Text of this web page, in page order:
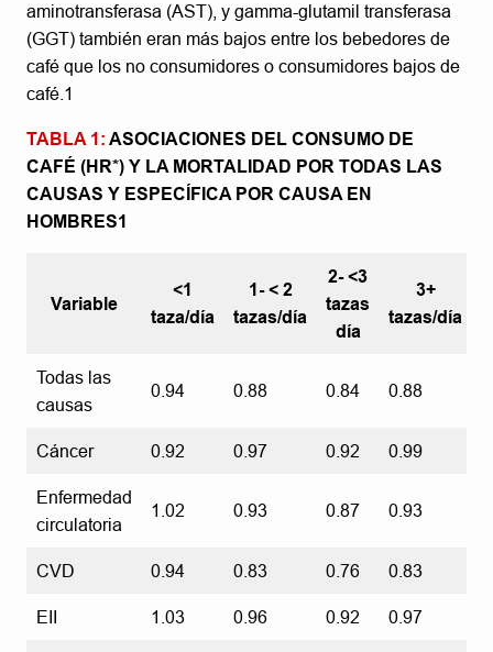
aminotransferasa (AST), y gamma-glutamil transferasa
(GGT) también eran más bajos entre los bebedores de
café que los no consumidores o consumidores bajos de
café.1
TABLA 1: ASOCIACIONES DEL CONSUMO DE
CAFÉ (HR*) Y LA MORTALIDAD POR TODAS LAS
CAUSAS Y ESPECÍFICA POR CAUSA EN
HOMBRES1
Variable
<1
taza/día
1- < 2
tazas/día
2- <3
tazas
día
3+
tazas/día
Todas las
causas
0.94 0.88 0.84 0.88
Cáncer 0.92 0.97 0.92 0.99
Enfermedad
circulatoria
1.02 0.93 0.87 0.93
CVD 0.94 0.83 0.76 0.83
EII 1.03 0.96 0.92 0.97